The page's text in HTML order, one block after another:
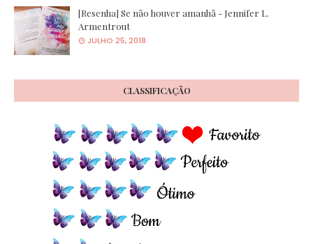
[Resenha] Se não houver amanhã - Jennifer L.
Armentrout
JULHO 25, 2018
CLASSIFICAÇÃO